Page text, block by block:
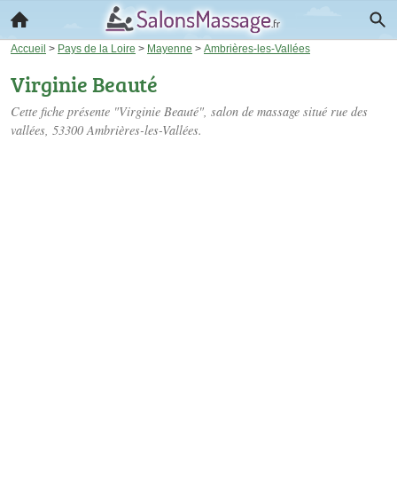
Accueil > Pays de la Loire > Mayenne > Ambrières-les-Vallées
Virginie Beauté
Cette fiche présente "Virginie Beauté", salon de massage situé rue des
vallées, 53300 Ambrières-les-Vallées.